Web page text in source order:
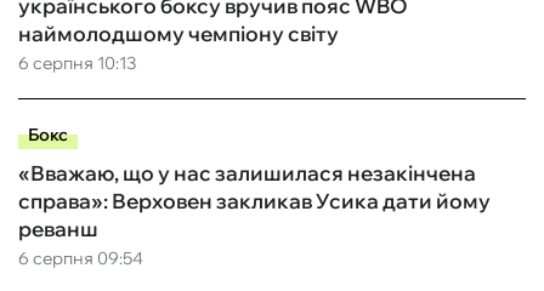
6 серпня 10:13
українського боксу вручив пояс WBO
наймолодшому чемпіону світу
Бокс
6 серпня 09:54
«Вважаю, що у нас залишилася незакінчена
справа»: Верховен закликав Усика дати йому
реванш